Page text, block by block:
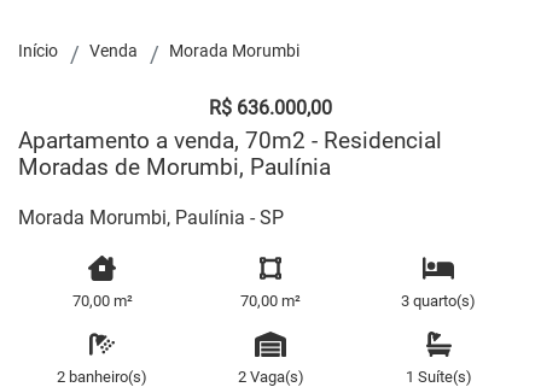
Início Venda Morada Morumbi
R$ 636.000,00
Apartamento a venda, 70m2 - Residencial
Moradas de Morumbi, Paulínia
Morada Morumbi, Paulínia - SP
70,00 m² 70,00 m² 3 quarto(s)
2 banheiro(s) 2 Vaga(s) 1 Suíte(s)